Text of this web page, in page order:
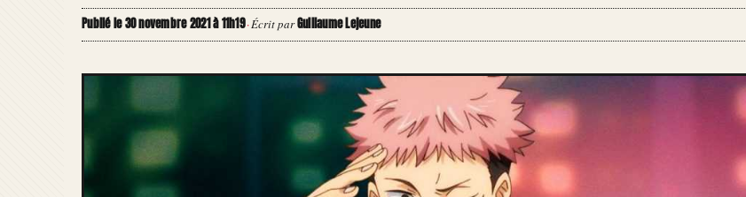
Publié le 30 novembre 2021 à 11h19·Écrit parGuillaume Lejeune